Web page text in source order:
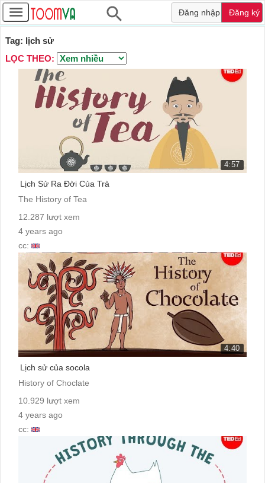
Đăng nhập Đăng ký
Tag: lịch sử
LỌC THEO:
4:57
Lịch Sử Ra Đời Của Trà
The History of Tea
12.287 lượt xem
4 years ago
cc:
4:40
Lịch sử của socola
History of Choclate
10.929 lượt xem
4 years ago
cc: